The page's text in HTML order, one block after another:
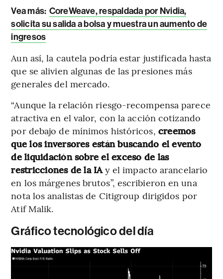
Vea más: CoreWeave, respaldada por Nvidia,
solicita su salida a bolsa y muestra un aumento de
ingresos
Aun así, la cautela podría estar justificada hasta
que se alivien algunas de las presiones más
generales del mercado.
“Aunque la relación riesgo-recompensa parece
atractiva en el valor, con la acción cotizando
por debajo de mínimos históricos, creemos
que los inversores están buscando el evento
de liquidación sobre el exceso de las
restricciones de la IAy el impacto arancelario
en los márgenes brutos”, escribieron en una
nota los analistas de Citigroup dirigidos por
Atif Malik.
Gráfico tecnológico del día